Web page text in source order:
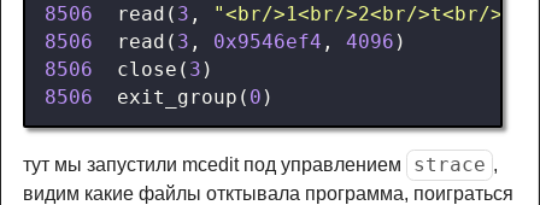
8506
read ( 3 ,
"<br/>1<br/>2<br/>t<br/
8506
read ( 3 , 0x9546ef4 , 4096 )
8506
close ( 3 )
8506
exit_group ( 0 )
тут мы запустили mcedit под управлением strace ,
видим какие файлы отктывала программа, поиграться